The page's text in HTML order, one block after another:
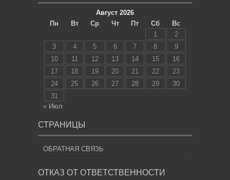
Август 2026
Пн
Вт Ср Чт Пт Сб
Вс
1
2
3
4 5 6 7 8
9
10
11 12 13 14 15
16
17
18 19 20 21 22
23
24
25 26 27 28 29
30
31
« Июл
СТРАНИЦЫ
ОБРАТНАЯ СВЯЗЬ
ОТКАЗ ОТ ОТВЕТСТВЕННОСТИ